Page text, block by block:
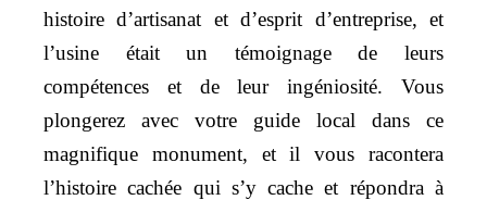
histoire d’artisanat et d’esprit d’entreprise, et
l’usine était un témoignage de leurs
compétences et de leur ingéniosité. Vous
plongerez avec votre guide local dans ce
magnifique monument, et il vous racontera
l’histoire cachée qui s’y cache et répondra à